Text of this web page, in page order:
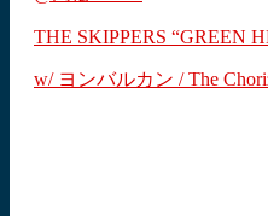
THE SKIPPERS “GREEN
w/ ヨンバルカン / The